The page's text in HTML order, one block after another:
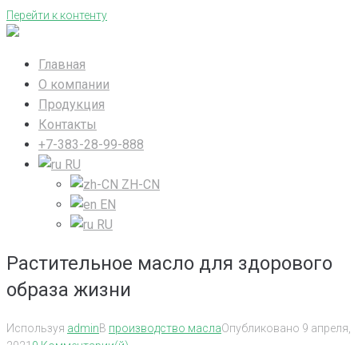
Перейти к контенту
Главная
О компании
Продукция
Контакты
+7-383-28-99-888
RU
ZH-CN
EN
RU
Растительное масло для здорового
образа жизни
Используя adminВ производство маслаОпубликовано 9 апреля,